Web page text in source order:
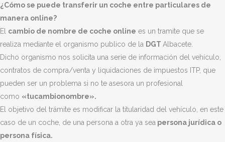
¿Cómo se puede transferir un coche entre particulares de
manera online?
El cambio de nombre de coche online es un tramite que se
realiza mediante el organismo publico de la DGT Albacete
Dicho organismo nos solicita una serie de información del vehículo,
contratos de compra/venta y liquidaciones de impuestos ITP, que
pueden ser un problema si no te asesora un profesional
como «tucambionombre».
El objetivo del trámite es modificar la titularidad del vehículo, en este
caso de un coche, de una persona a otra ya sea persona jurídica o
persona física.